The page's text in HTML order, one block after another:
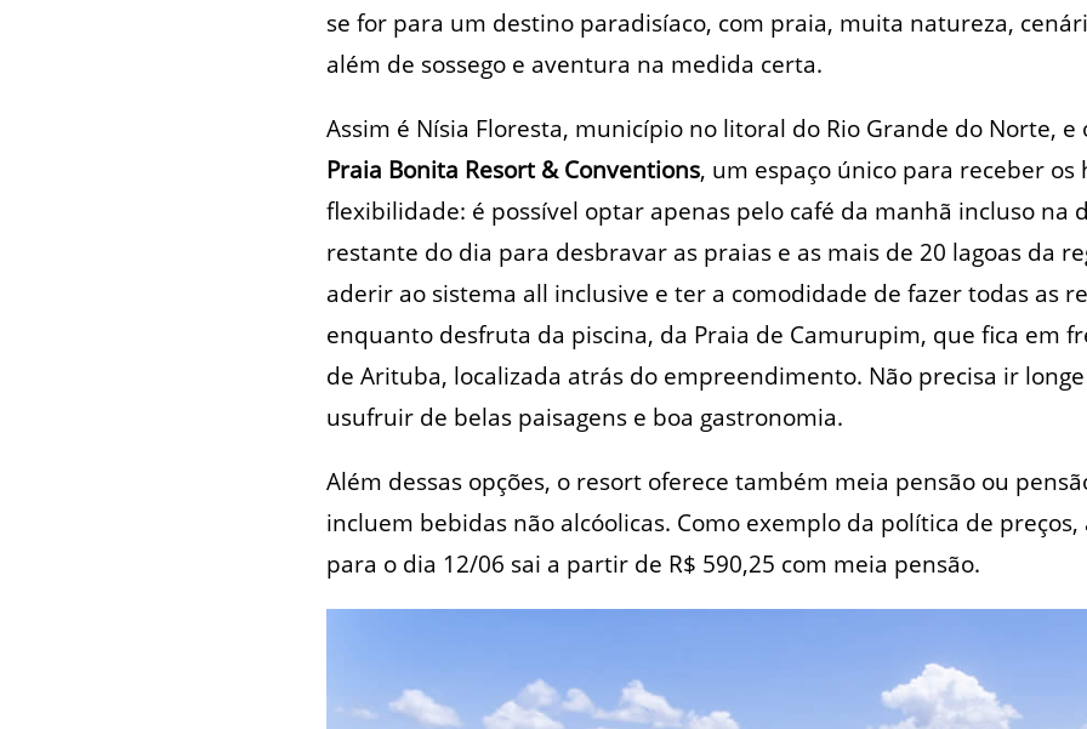
se for para um destino paradisíaco, com praia, muita natureza,
além de sossego e aventura na medida certa.
Assim é Nísia Floresta, município no litoral do Rio Grande do Norte, e
Praia Bonita Resort & Conventions, um espaço único para receber os
flexibilidade: é possível optar apenas pelo café da manhã incluso na
restante do dia para desbravar as praias e as mais de 20 lagoas da
aderir ao sistema all inclusive e ter a comodidade de fazer todas as
enquanto desfruta da piscina, da Praia de Camurupim, que fica em
de Arituba, localizada atrás do empreendimento. Não precisa ir
usufruir de belas paisagens e boa gastronomia.
Além dessas opções, o resort oferece também meia pensão ou
incluem bebidas não alcóolicas. Como exemplo da política de
para o dia 12/06 sai a partir de R$ 590,25 com meia pensão.